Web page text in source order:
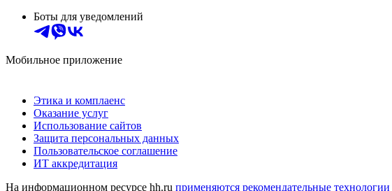
Боты для уведомлений
Мобильное приложение
Этика и комплаенс
Оказание услуг
Использование сайтов
Защита персональных данных
Пользовательское соглашение
ИТ аккредитация
На информационном ресурсе hh.ru применяются рекомендательные технологии